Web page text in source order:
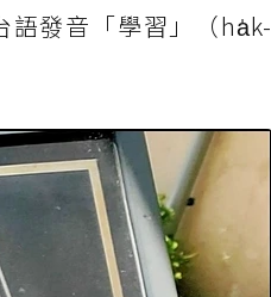
語發音「學習」（ha̍k-